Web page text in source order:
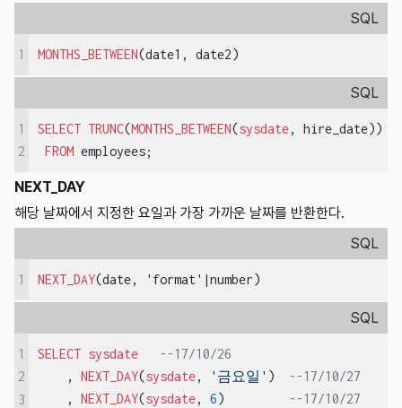
SQL
1 MONTHS_BETWEEN(date1, date2)
SQL
1
2
SELECT TRUNC(MONTHS_BETWEEN(sysdate, hire_date))
FROM employees;
NEXT_DAY
해당 날짜에서 지정한 요일과 가장 가까운 날짜를 반환한다.
SQL
1 NEXT_DAY(date, 'format'|number)
SQL
1
2
3
SELECT sysdate
--17/10/26
    ,
NEXT_DAY(sysdate, '금요일' )
--17/10/27
    ,
NEXT_DAY(sysdate, 6)
--17/10/27